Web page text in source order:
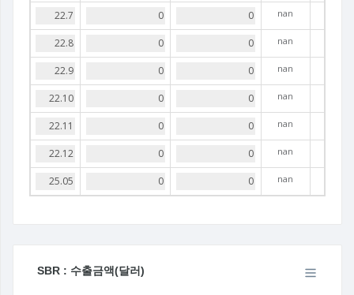
nan
nan
nan
nan
nan
nan
nan
SBR : 수출금액(달러)